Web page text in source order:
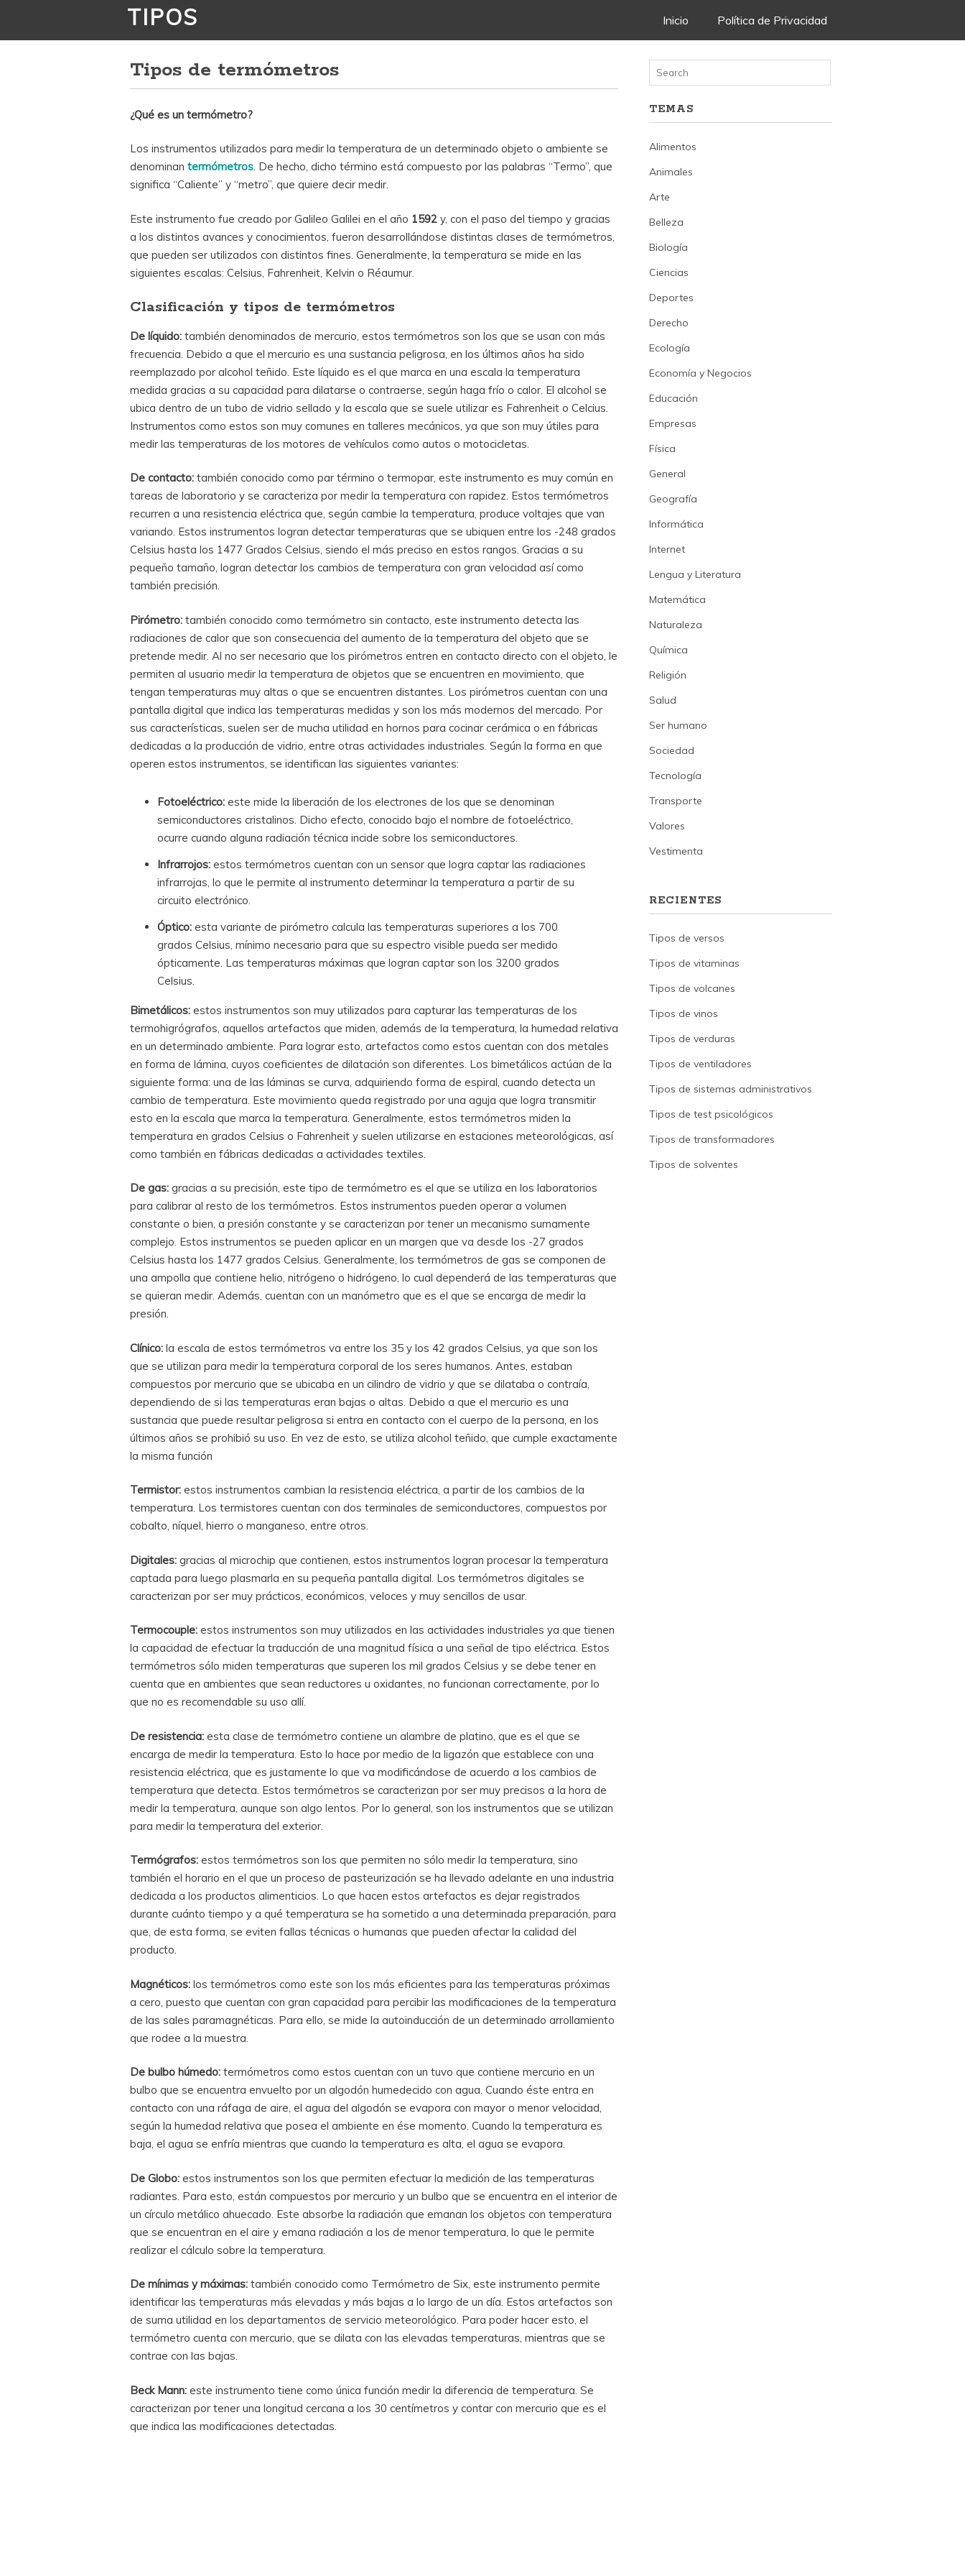
TIPOS
Skip
content
Inicio Política de Privacidad
Tipos de termómetros
¿Qué es un termómetro?
Los instrumentos utilizados para medir la temperatura de un determinado objeto o ambiente se
denominantermómetros. De hecho, dicho término está compuesto por las palabras “Termo”, que
significa “Caliente” y “metro”, que quiere decir medir.
Este instrumento fue creado por Galileo Galilei en el año 1592 y, con el paso del tiempo y gracias
a los distintos avances y conocimientos, fueron desarrollándose distintas clases de termómetros,
que pueden ser utilizados con distintos fines. Generalmente, la temperatura se mide en las
siguientes escalas: Celsius, Fahrenheit, Kelvin o Réaumur.
Clasificación y tipos de termómetros
De líquido:también denominados de mercurio, estos termómetros son los que se usan con más
frecuencia. Debido a que el mercurio es una sustancia peligrosa, en los últimos años ha sido
reemplazado por alcohol teñido. Este líquido es el que marca en una escala la temperatura
medida gracias a su capacidad para dilatarse o contraerse, según haga frío o calor. El alcohol se
ubica dentro de un tubo de vidrio sellado y la escala que se suele utilizar es Fahrenheit o Celcius.
Instrumentos como estos son muy comunes en talleres mecánicos, ya que son muy útiles para
medir las temperaturas de los motores de vehículos como autos o motocicletas.
De contacto:también conocido como par término o termopar, este instrumento es muy común en
tareas de laboratorio y se caracteriza por medir la temperatura con rapidez. Estos termómetros
recurren a una resistencia eléctrica que, según cambie la temperatura, produce voltajes que van
variando. Estos instrumentos logran detectar temperaturas que se ubiquen entre los -248 grados
Celsius hasta los 1477 Grados Celsius, siendo el más preciso en estos rangos. Gracias a su
pequeño tamaño, logran detectar los cambios de temperatura con gran velocidad así como
también precisión.
Pirómetro:también conocido como termómetro sin contacto, este instrumento detecta las
radiaciones de calor que son consecuencia del aumento de la temperatura del objeto que se
pretende medir. Al no ser necesario que los pirómetros entren en contacto directo con el objeto, le
permiten al usuario medir la temperatura de objetos que se encuentren en movimiento, que
tengan temperaturas muy altas o que se encuentren distantes. Los pirómetros cuentan con una
pantalla digital que indica las temperaturas medidas y son los más modernos del mercado. Por
sus características, suelen ser de mucha utilidad en hornos para cocinar cerámica o en fábricas
dedicadas a la producción de vidrio, entre otras actividades industriales. Según la forma en que
operen estos instrumentos, se identifican las siguientes variantes:
Fotoeléctrico: este mide la liberación de los electrones de los que se denominan
semiconductores cristalinos. Dicho efecto, conocido bajo el nombre de fotoeléctrico,
ocurre cuando alguna radiación técnica incide sobre los semiconductores.
Infrarrojos: estos termómetros cuentan con un sensor que logra captar las radiaciones
infrarrojas, lo que le permite al instrumento determinar la temperatura a partir de su
circuito electrónico.
Óptico: esta variante de pirómetro calcula las temperaturas superiores a los 700
grados Celsius, mínimo necesario para que su espectro visible pueda ser medido
ópticamente. Las temperaturas máximas que logran captar son los 3200 grados
Celsius.
Bimetálicos:estos instrumentos son muy utilizados para capturar las temperaturas de los
termohigrógrafos, aquellos artefactos que miden, además de la temperatura, la humedad relativa
en un determinado ambiente. Para lograr esto, artefactos como estos cuentan con dos metales
en forma de lámina, cuyos coeficientes de dilatación son diferentes. Los bimetálicos actúan de la
siguiente forma: una de las láminas se curva, adquiriendo forma de espiral, cuando detecta un
cambio de temperatura. Este movimiento queda registrado por una aguja que logra transmitir
esto en la escala que marca la temperatura. Generalmente, estos termómetros miden la
temperatura en grados Celsius o Fahrenheit y suelen utilizarse en estaciones meteorológicas, así
como también en fábricas dedicadas a actividades textiles.
De gas:gracias a su precisión, este tipo de termómetro es el que se utiliza en los laboratorios
para calibrar al resto de los termómetros. Estos instrumentos pueden operar a volumen
constante o bien, a presión constante y se caracterizan por tener un mecanismo sumamente
complejo. Estos instrumentos se pueden aplicar en un margen que va desde los -27 grados
Celsius hasta los 1477 grados Celsius. Generalmente, los termómetros de gas se componen de
una ampolla que contiene helio, nitrógeno o hidrógeno, lo cual dependerá de las temperaturas que
se quieran medir. Además, cuentan con un manómetro que es el que se encarga de medir la
presión.
Clínico:la escala de estos termómetros va entre los 35 y los 42 grados Celsius, ya que son los
que se utilizan para medir la temperatura corporal de los seres humanos. Antes, estaban
compuestos por mercurio que se ubicaba en un cilindro de vidrio y que se dilataba o contraía,
dependiendo de si las temperaturas eran bajas o altas. Debido a que el mercurio es una
sustancia que puede resultar peligrosa si entra en contacto con el cuerpo de la persona, en los
últimos años se prohibió su uso. En vez de esto, se utiliza alcohol teñido, que cumple exactamente
la misma función
Termistor:estos instrumentos cambian la resistencia eléctrica, a partir de los cambios de la
temperatura. Los termistores cuentan con dos terminales de semiconductores, compuestos por
cobalto, níquel, hierro o manganeso, entre otros.
Digitales:gracias al microchip que contienen, estos instrumentos logran procesar la temperatura
captada para luego plasmarla en su pequeña pantalla digital. Los termómetros digitales se
caracterizan por ser muy prácticos, económicos, veloces y muy sencillos de usar.
Termocouple:estos instrumentos son muy utilizados en las actividades industriales ya que tienen
la capacidad de efectuar la traducción de una magnitud física a una señal de tipo eléctrica. Estos
termómetros sólo miden temperaturas que superen los mil grados Celsius y se debe tener en
cuenta que en ambientes que sean reductores u oxidantes, no funcionan correctamente, por lo
que no es recomendable su uso allí.
De resistencia:esta clase de termómetro contiene un alambre de platino, que es el que se
encarga de medir la temperatura. Esto lo hace por medio de la ligazón que establece con una
resistencia eléctrica, que es justamente lo que va modificándose de acuerdo a los cambios de
temperatura que detecta. Estos termómetros se caracterizan por ser muy precisos a la hora de
medir la temperatura, aunque son algo lentos. Por lo general, son los instrumentos que se utilizan
para medir la temperatura del exterior.
Termógrafos:estos termómetros son los que permiten no sólo medir la temperatura, sino
también el horario en el que un proceso de pasteurización se ha llevado adelante en una industria
dedicada a los productos alimenticios. Lo que hacen estos artefactos es dejar registrados
durante cuánto tiempo y a qué temperatura se ha sometido a una determinada preparación, para
que, de esta forma, se eviten fallas técnicas o humanas que pueden afectar la calidad del
producto.
Magnéticos:los termómetros como este son los más eficientes para las temperaturas próximas
a cero, puesto que cuentan con gran capacidad para percibir las modificaciones de la temperatura
de las sales paramagnéticas. Para ello, se mide la autoinducción de un determinado arrollamiento
que rodee a la muestra.
De bulbo húmedo:termómetros como estos cuentan con un tuvo que contiene mercurio en un
bulbo que se encuentra envuelto por un algodón humedecido con agua. Cuando éste entra en
contacto con una ráfaga de aire, el agua del algodón se evapora con mayor o menor velocidad,
según la humedad relativa que posea el ambiente en ése momento. Cuando la temperatura es
baja, el agua se enfría mientras que cuando la temperatura es alta, el agua se evapora.
De Globo:estos instrumentos son los que permiten efectuar la medición de las temperaturas
radiantes. Para esto, están compuestos por mercurio y un bulbo que se encuentra en el interior de
un círculo metálico ahuecado. Este absorbe la radiación que emanan los objetos con temperatura
que se encuentran en el aire y emana radiación a los de menor temperatura, lo que le permite
realizar el cálculo sobre la temperatura.
De mínimas y máximas:también conocido como Termómetro de Six, este instrumento permite
identificar las temperaturas más elevadas y más bajas a lo largo de un día. Estos artefactos son
de suma utilidad en los departamentos de servicio meteorológico. Para poder hacer esto, el
termómetro cuenta con mercurio, que se dilata con las elevadas temperaturas, mientras que se
contrae con las bajas.
Beck Mann:este instrumento tiene como única función medir la diferencia de temperatura. Se
caracterizan por tener una longitud cercana a los 30 centímetros y contar con mercurio que es el
que indica las modificaciones detectadas.
TEMAS
Alimentos
Animales
Arte
Belleza
Biología
Ciencias
Deportes
Derecho
Ecología
Economía y Negocios
Educación
Empresas
Física
General
Geografía
Informática
Internet
Lengua y Literatura
Matemática
Naturaleza
Química
Religión
Salud
Ser humano
Sociedad
Tecnología
Transporte
Valores
Vestimenta
RECIENTES
Tipos de versos
Tipos de vitaminas
Tipos de volcanes
Tipos de vinos
Tipos de verduras
Tipos de ventiladores
Tipos de sistemas administrativos
Tipos de test psicológicos
Tipos de transformadores
Tipos de solventes